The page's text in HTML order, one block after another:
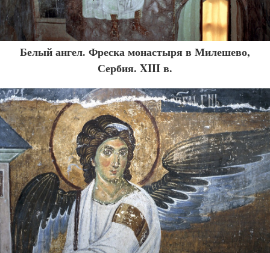
Белый ангел. Фреска монастыря в Милешево,
Сербия. XIII в.